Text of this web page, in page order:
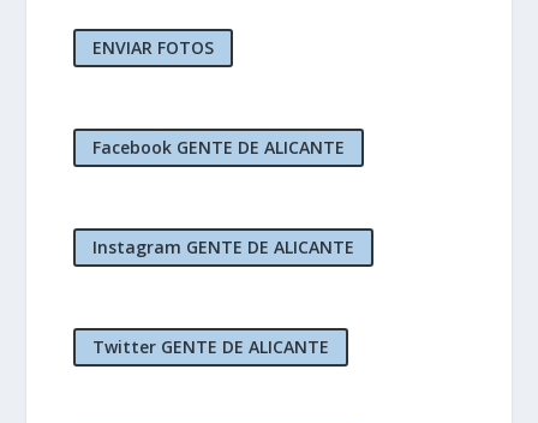
ENVIAR FOTOS
Facebook GENTE DE ALICANTE
Instagram GENTE DE ALICANTE
Twitter GENTE DE ALICANTE